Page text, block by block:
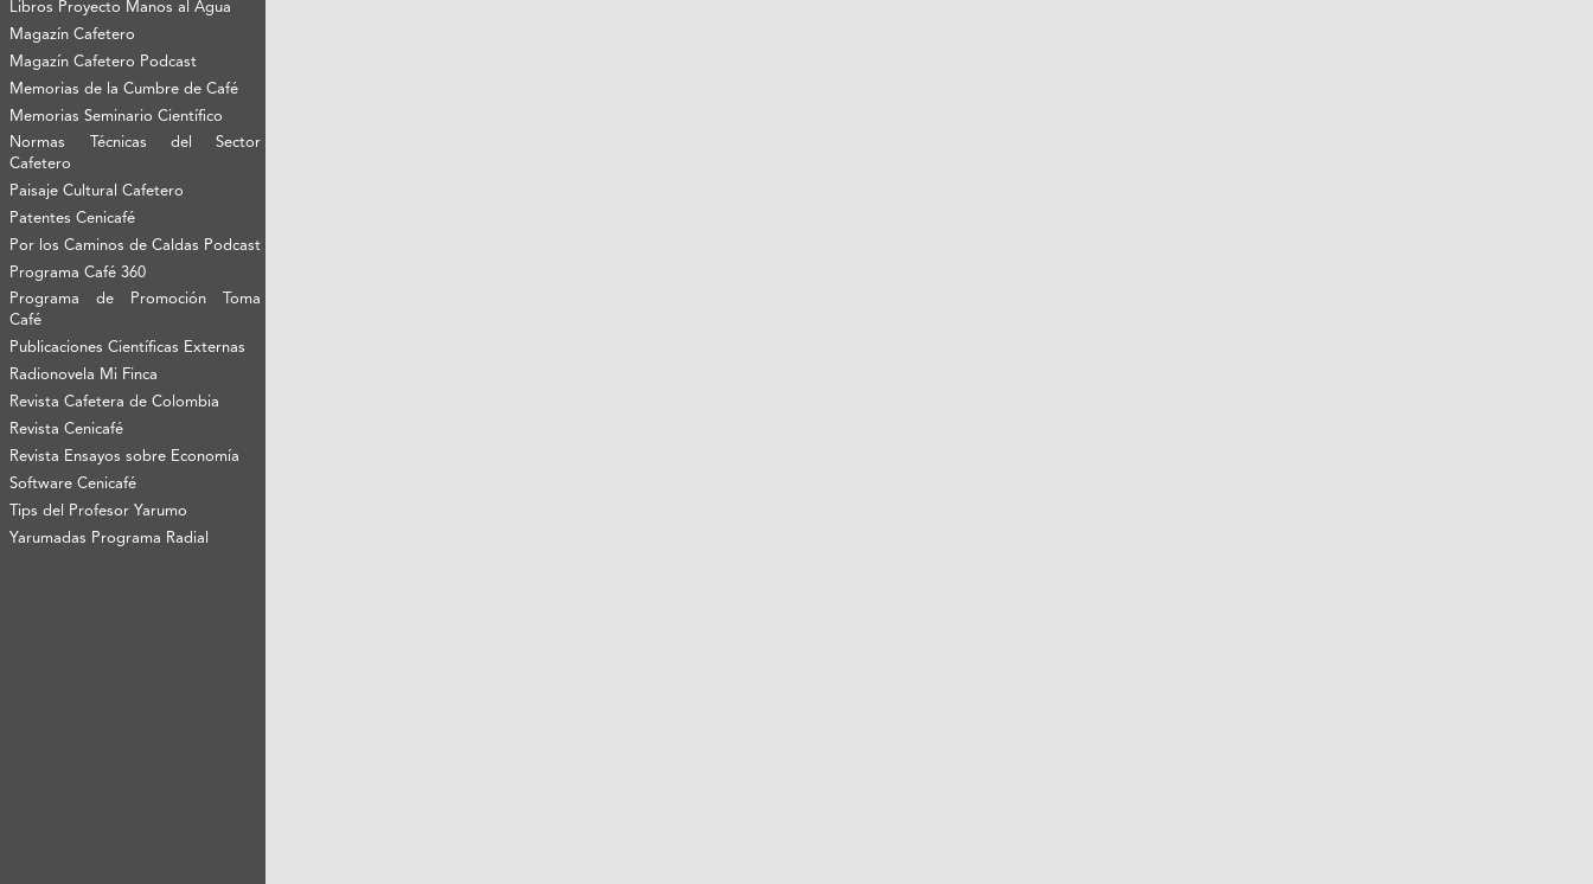
Libros Proyecto Manos al Agua
Magazín Cafetero
Magazín Cafetero Podcast
Memorias de la Cumbre de Café
Memorias Seminario Científico
Normas Técnicas del Sector
Cafetero
Paisaje Cultural Cafetero
Patentes Cenicafé
Por los Caminos de Caldas Podcast
Programa Café 360
Programa de Promoción Toma
Café
Publicaciones Científicas Externas
Radionovela Mi Finca
Revista Cafetera de Colombia
Revista Cenicafé
Revista Ensayos sobre Economía
Software Cenicafé
Tips del Profesor Yarumo
Yarumadas Programa Radial